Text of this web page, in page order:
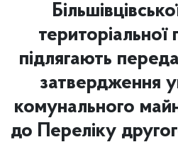
підлягають
затвердження
комунального
до Переліку